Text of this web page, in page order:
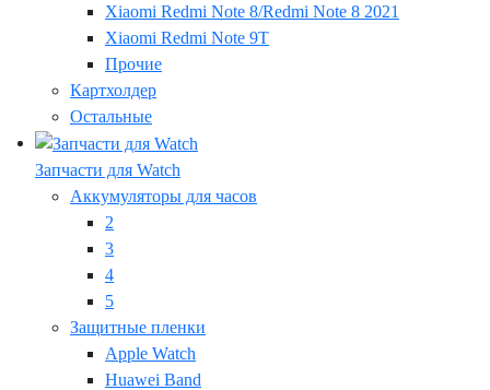
Xiaomi Redmi Note 8/Redmi Note 8 2021
Xiaomi Redmi Note 9T
Прочие
Картхолдер
Остальные
Запчасти для Watch
Аккумуляторы для часов
2
3
4
5
Защитные пленки
Apple Watch
Huawei Band